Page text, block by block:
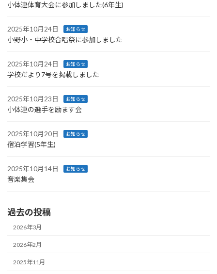
小体連体育大会に参加しました(6年生)
2025年10月24日 お知らせ
小野小・中学校合唱祭に参加しました
2025年10月24日 お知らせ
学校だより7号を掲載しました
2025年10月23日 お知らせ
小体連の選手を励ます会
2025年10月20日 お知らせ
宿泊学習(5年生)
2025年10月14日 お知らせ
音楽集会
過去の投稿
2026年3月
2026年2月
2025年11月